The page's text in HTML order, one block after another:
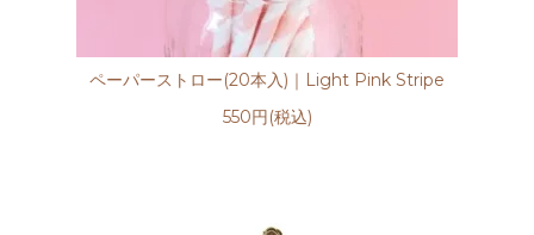
ペーパーストロー(20本入)｜Light Pink Stripe
550円(税込)